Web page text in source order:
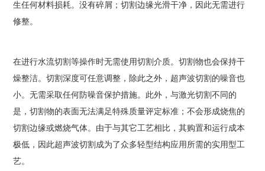
生任何材料损耗。没有碎屑；切割边缘光滑干净，因此无需进行
修整。
在进行水流切割等操作时无需使用切割介质。切割物也会保持干
燥整洁。切割深度可任意调整，除此之外，超声波切割的噪音也
小。无需采取任何防噪音保护措施。此外，与激光切割不同的
是，切割物的表面无法满足特殊质量评定标准；不会形成烧焦的
切割边缘或燃烧气体。由于与其它工艺相比，其购置和运行成本
极低，因此超声波切割成为了众多轻型结构应用所需的实用型工
艺。